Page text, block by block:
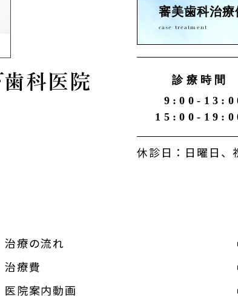
審美歯科治療
case treatment
診療時間
9:00-
15:00-
休診日：日曜日
治療の流れ
治療費
医院案内動画